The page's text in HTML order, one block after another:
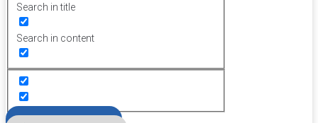
Search in title
Search in content